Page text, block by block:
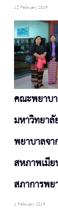
12 February 2019
คณะพยาบ
มหาวิทยา
พยาบาลจ
สหภาพเมีย
สภาการพ
1 February 2019